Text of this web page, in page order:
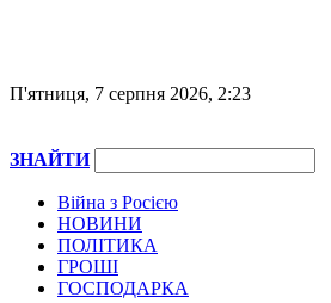
П'ятниця, 7 серпня 2026, 2:23
ЗНАЙТИ
Війна з Росією
НОВИНИ
ПОЛІТИКА
ГРОШІ
ГОСПОДАРКА